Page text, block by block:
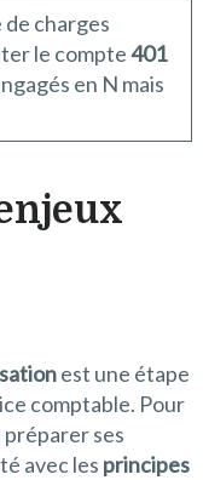
charges
le compte401
en N mais
est une étape
comptable. Pour
préparer ses
avec les principes